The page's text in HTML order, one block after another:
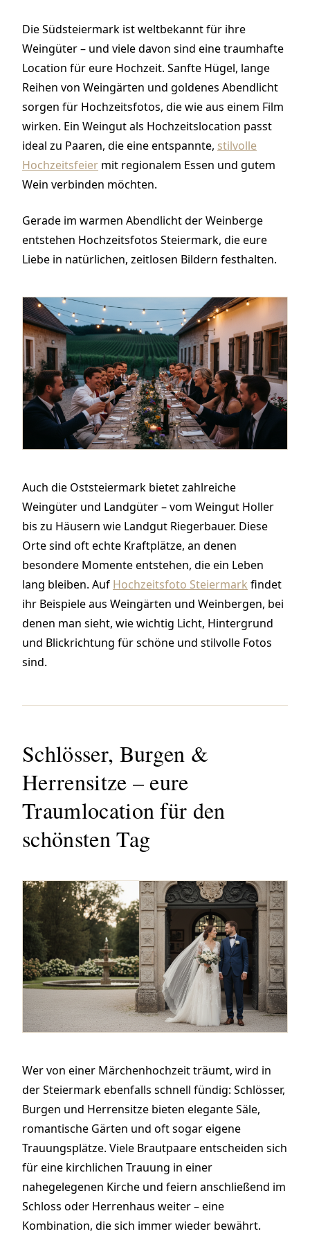
Die Südsteiermark ist weltbekannt für ihre
Weingüter – und viele davon sind eine traumhafte
Location für eure Hochzeit. Sanfte Hügel, lange
Reihen von Weingärten und goldenes Abendlicht
sorgen für Hochzeitsfotos, die wie aus einem Film
wirken. Ein Weingut als Hochzeitslocation passt
ideal zu Paaren, die eine entspannte, stilvolle
Hochzeitsfeier mit regionalem Essen und gutem
Wein verbinden möchten.
Gerade im warmen Abendlicht der Weinberge
entstehen Hochzeitsfotos Steiermark, die eure
Liebe in natürlichen, zeitlosen Bildern festhalten.
Auch die Oststeiermark bietet zahlreiche
Weingüter und Landgüter – vom Weingut Holler
bis zu Häusern wie Landgut Riegerbauer. Diese
Orte sind oft echte Kraftplätze, an denen
besondere Momente entstehen, die ein Leben
lang bleiben. Auf Hochzeitsfoto Steiermark findet
ihr Beispiele aus Weingärten und Weinbergen, bei
denen man sieht, wie wichtig Licht, Hintergrund
und Blickrichtung für schöne und stilvolle Fotos
sind.
Schlösser, Burgen &
Herrensitze – eure
Traumlocation für den
schönsten Tag
Wer von einer Märchenhochzeit träumt, wird in
der Steiermark ebenfalls schnell fündig: Schlösser,
Burgen und Herrensitze bieten elegante Säle,
romantische Gärten und oft sogar eigene
Trauungsplätze. Viele Brautpaare entscheiden sich
für eine kirchlichen Trauung in einer
nahegelegenen Kirche und feiern anschließend im
Schloss oder Herrenhaus weiter – eine
Kombination, die sich immer wieder bewährt.